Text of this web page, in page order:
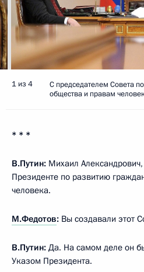
1 из 4
С председателем Совета
общества и правам
* * *
В.Путин: Михаил
Президенте по развитию
человека.
М.Федотов: Вы создавали этот
В.Путин: Да. На самом деле он
Указом Президента.